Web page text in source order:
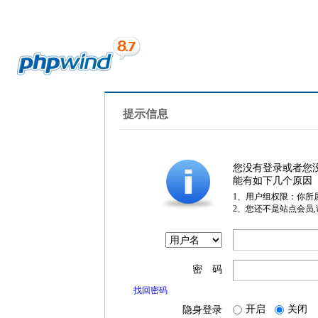
提示信息
您没有登录或者您
能有如下几个原因
1、用户组权限：你所
2、您还不是站点会员
密 码
找回密码
隐身登录 开启 关闭